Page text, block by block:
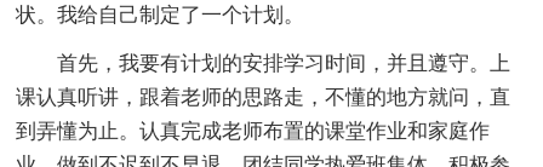
状。我给自己制定了一个计划。
首先，我要有计划的安排学习时间，并且遵守。上
课认真听讲，跟着老师的思路走，不懂的地方就问，直
到弄懂为止。认真完成老师布置的课堂作业和家庭作